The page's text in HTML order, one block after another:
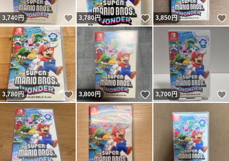
3,740円 いいね！
3,780円 いいね！
3,850円
3,780円 いいね！
3,800円 いいね！
3,700円